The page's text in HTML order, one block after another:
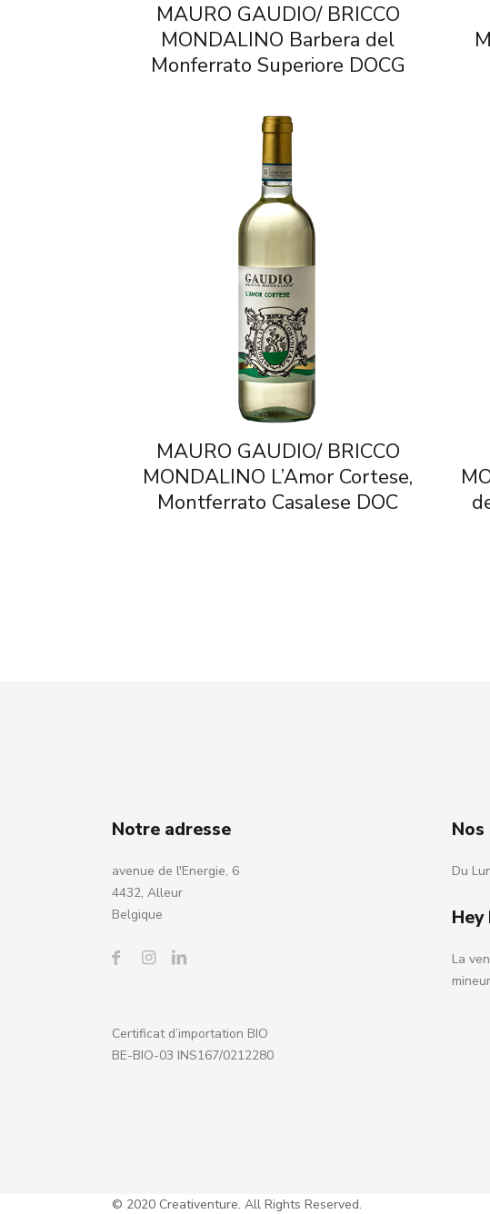
MAURO GAUDIO/ BRICCO
MONDALINO Barbera del
Monferrato Superiore DOCG
MAURO GAUDIO/ BRICCO
MONDALINO L’Amor Cortese,
Montferrato Casalese DOC
Notre adresse
avenue de l'Energie, 6
4432, Alleur
Belgique
Certificat d’importation BIO
BE-BIO-03 INS167/0212280
Du
Hey
La
© 2020 Creativenture. All Rights Reserved.